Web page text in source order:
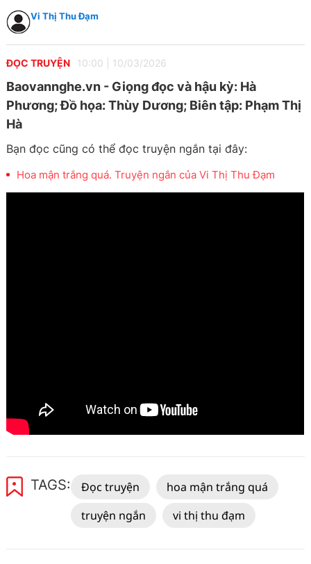
Vi Thị Thu Đạm
ĐỌC TRUYỆN 10:00 10/03/2026
Baovannghe.vn - Giọng đọc và hậu kỳ: Hà
Phương; Đồ họa: Thùy Dương; Biên tập: Phạm Thị
Hà
Bạn đọc cũng có thể đọc truyện ngắn tại đây:
Hoa mận trắng quá. Truyện ngắn của Vi Thị Thu Đạm
TAGS: Đọc truyện
hoa mận trắng quá
truyện ngắn
vi thị thu đạm